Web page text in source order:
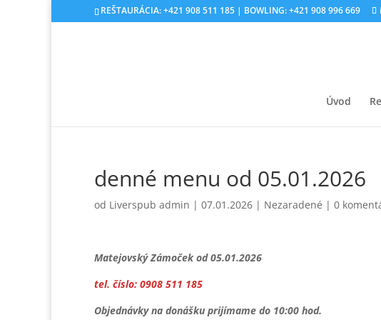
REŠTAURÁCIA: +421 908 511 185 | BOWLING: +421 908 996 669
Úvod
denné menu od 05.01.2026
od Liverspub admin | 07.01.2026 | Nezaradené | 0
Matejovský Zámoček od 05.01.2026
tel. číslo: 0908 511 185
Objednávky na donášku prijímame do 10:00 hod.